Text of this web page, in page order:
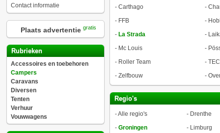
Contact informatie
Plaats advertentie gratis
Rubrieken
Accessoires en toebehoren
Campers
Caravans
Diversen
Tenten
Verhuur
Vouwwagens
- Carthago -
- FFB -
- La Strada -
- Mc Louis -
- Roller Team - TEC
- Zelfbouw -
Regio's
-Alle regio's - Drenthe
- Groningen - Limburg